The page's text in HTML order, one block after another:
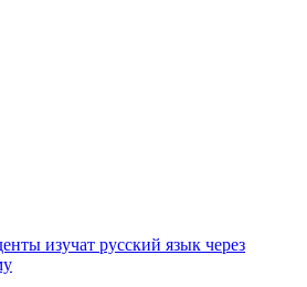
изучат русский язык через